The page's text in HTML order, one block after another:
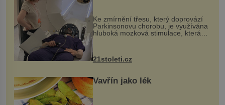
Ke zmírnění třesu, který doprovází
Parkinsonovu chorobu, je využívána
hluboká mozková stimulace, která
však vyžaduje vysoce invazivní
zákrok. Ultrazvuk zase není vhodný
k dostatečně přesnému zacílení ...
21stoleti.cz
Vavřín jako lék